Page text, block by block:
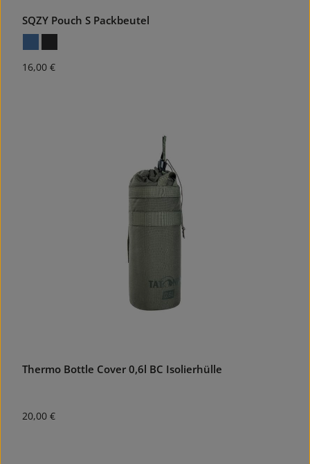
SQZY Pouch S Packbeutel
Regulärer Preis:
16,00 €
Thermo Bottle Cover 0,6l BC Isolierhülle
Regulärer Preis:
20,00 €